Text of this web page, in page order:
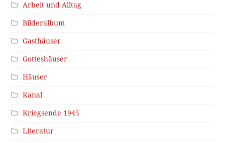
Arbeit und Alltag
Bilderalbum
Gasthäuser
Gotteshäuser
Häuser
Kanal
Kriegsende 1945
Literatur